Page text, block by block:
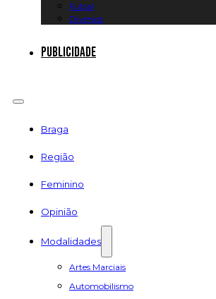
Futsal
Diversos
Publicidade
Braga
Região
Feminino
Opinião
Modalidades
Artes Marciais
Automobilismo